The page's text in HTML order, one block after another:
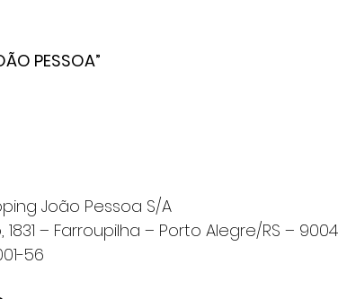
PESSOA”
Shopping João Pessoa S/A
João, 1831 – Farroupilha – Porto Alegre/RS –
56